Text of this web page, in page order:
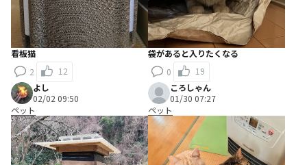
看板猫
2
12
袋があると入りたくなる
0
19
よし
02/02 09:50
ペット
ころしゃん
01/30 07:27
ペット